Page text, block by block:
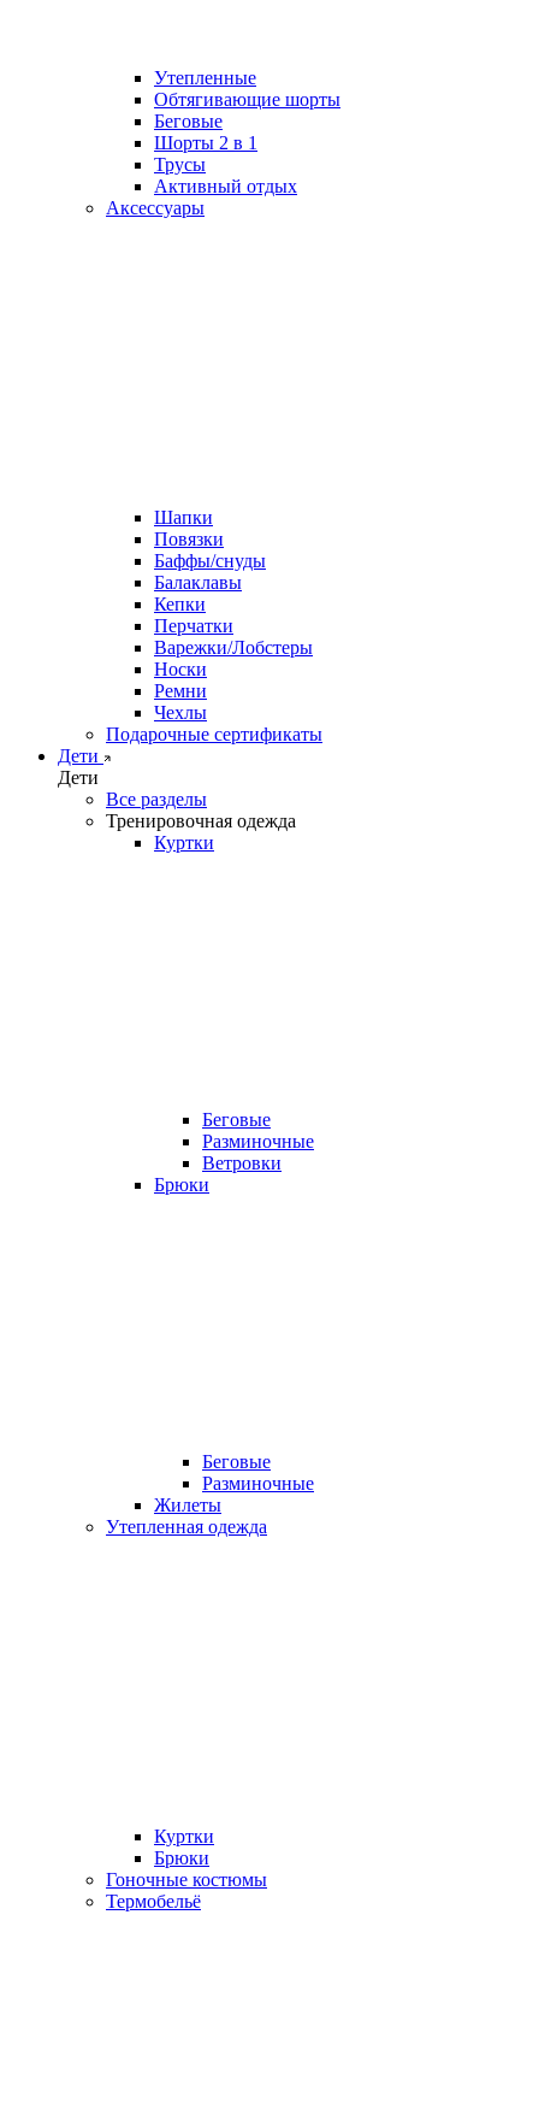
Утепленные
Обтягивающие шорты
Беговые
Шорты 2 в 1
Трусы
Активный отдых
Аксессуары
Шапки
Повязки
Баффы/снуды
Балаклавы
Кепки
Перчатки
Варежки/Лобстеры
Носки
Ремни
Чехлы
Подарочные сертификаты
Дети
Дети
Все разделы
Тренировочная одежда
Куртки
Беговые
Разминочные
Ветровки
Брюки
Беговые
Разминочные
Жилеты
Утепленная одежда
Куртки
Брюки
Гоночные костюмы
Термобельё